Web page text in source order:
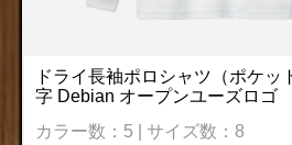
ドライ長袖ポロシャツ（ポケッ
字 Debian オープンユーズロゴ
カラー数：5 | サイズ数：8